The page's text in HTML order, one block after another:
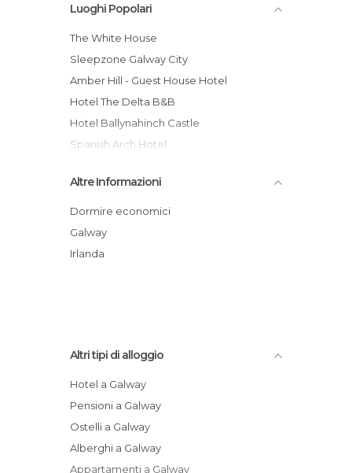
Luoghi Popolari
The White House
Sleepzone Galway City
Amber Hill - Guest House Hotel
Hotel The Delta B&B
Hotel Ballynahinch Castle
Spanish Arch Hotel
Anno Santo Hotel
Flannery's Hotel
Hotel Lough Inagh Lodge
Fallon's Bed & Breakfast
Altre Informazioni
Dormire economici
Galway
Irlanda
Altri tipi di alloggio
Hotel a Galway
Pensioni a Galway
Ostelli a Galway
Alberghi a Galway
Appartamenti a Galway